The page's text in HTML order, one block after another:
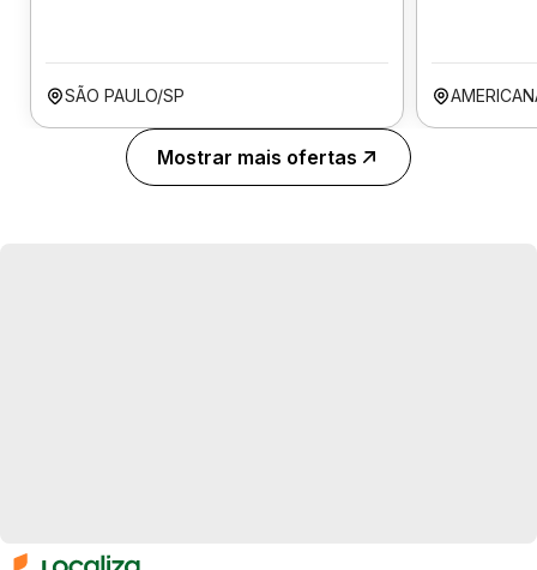
SÃO PAULO/SP
Mostrar mais ofertas